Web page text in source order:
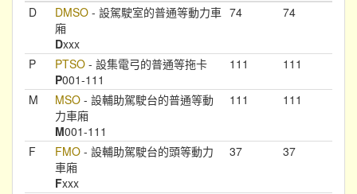
D
DMSO - 設駕駛室的普通等動力車
廂
Dxxx
74 74
P PTSO - 設集電弓的普通等拖卡
P001-111
111 111
M MSO - 設輔助駕駛台的普通等動
力車廂
M001-111
111 111
F FMO - 設輔助駕駛台的頭等動力
車廂
Fxxx
37 37